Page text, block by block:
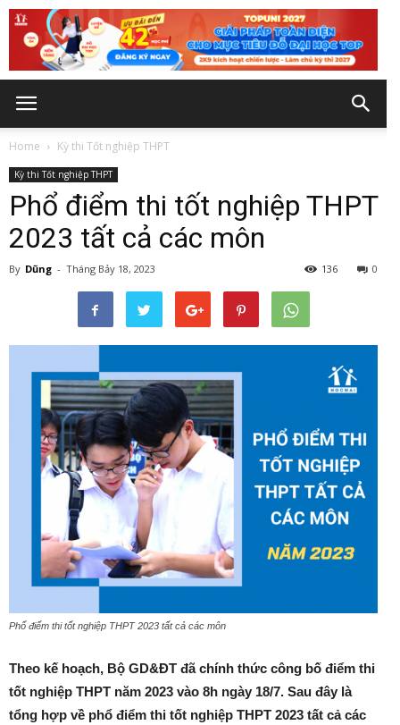
Home Kỳ thi Tốt nghiệp THPT
Kỳ thi Tốt nghiệp THPT
Phổ điểm thi tốt nghiệp THPT
2023 tất cả các môn
By Dũng - Tháng Bảy 18, 2023 0
136
Phổ điểm thi tốt nghiệp THPT 2023 tất cả các môn
Theo kế hoạch, Bộ GD&ĐT đã chính thức công bố điểm thi
tốt nghiệp THPT năm 2023 vào 8h ngày 18/7. Sau đây là
tổng hợp về phổ điểm thi tốt nghiệp THPT 2023 tất cả các